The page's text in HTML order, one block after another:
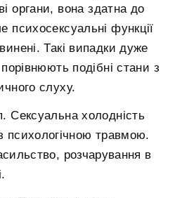
органи, вона здатна до
психосексуальні функції
Такі випадки дуже
подібні стани з
слуху.
Сексуальна холодність
психологічною травмою.
розчарування в